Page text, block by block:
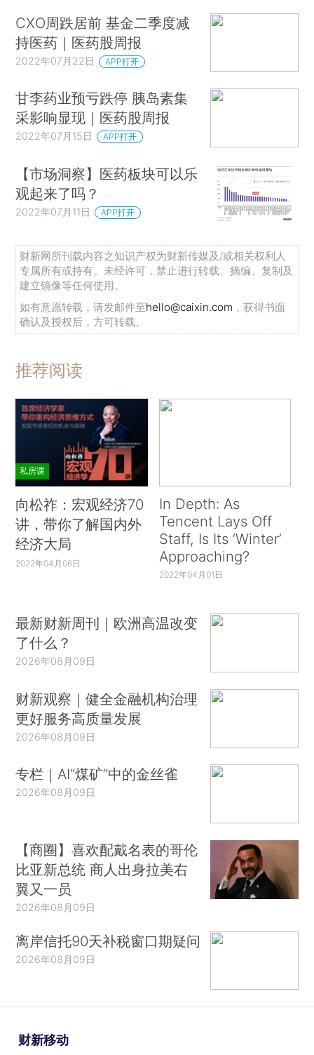
CXO周跌居前 基金二季度减
持医药｜医药股周报
2022年07月22日 APP打开
甘李药业预亏跌停 胰岛素集
采影响显现｜医药股周报
2022年07月15日 APP打开
【市场洞察】医药板块可以乐
观起来了吗？
2022年07月11日 APP打开
财新网所刊载内容之知识产权为财新传媒及/或相关权利人
专属所有或持有。未经许可，禁止进行转载、摘编、复制及
建立镜像等任何使用。
如有意愿转载，请发邮件至hello@caixin.com ，获得书面
确认及授权后，方可转载。
推荐阅读
私房课
向松祚：宏观经济70
讲，带你了解国内外
经济大局
2022年04月06日
In Depth: As
Tencent Lays Off
Staff, Is Its ‘Winter’
Approaching?
2022年04月01日
最新财新周刊｜欧洲高温改变
了什么？
2026年08月09日
财新观察｜健全金融机构治理
更好服务高质量发展
2026年08月09日
专栏｜AI“煤矿”中的金丝雀
2026年08月09日
【商圈】喜欢配戴名表的哥伦
比亚新总统 商人出身拉美右
翼又一员
2026年08月09日
离岸信托90天补税窗口期疑问
2026年08月09日
财新移动